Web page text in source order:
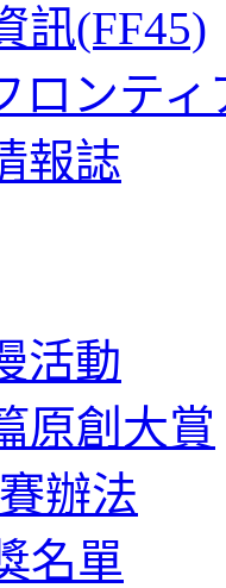
訊(FF45)
ロンティ
報誌
活動
原創大賞
辦法
名單